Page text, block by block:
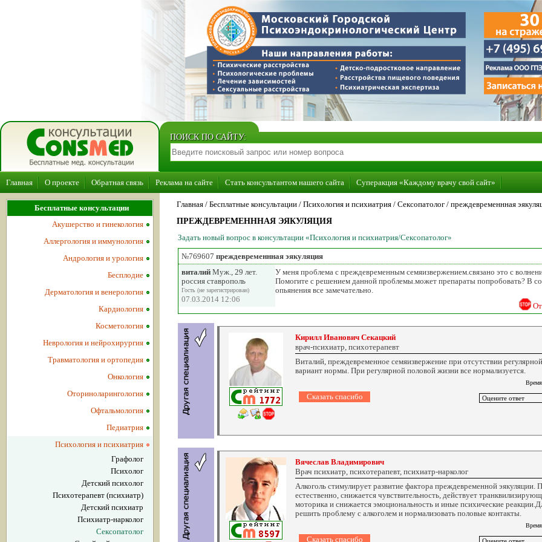
ПОИСК ПО САЙТУ:
Главная О проекте Обратная связь Реклама на сайте Стать консультантом нашего сайта Суперакция «Каждому врачу свой сайт»
Главная / Бесплатные консультации / Психология и психиатрия / Сексопатолог / преждевременнная
ПРЕЖДЕВРЕМЕНННАЯ ЭЯКУЛЯЦИЯ
Задать новый вопрос в консультации «Психология и психиатрия/Сексопатолог»
№769607 преждевременнная эякуляция
виталий Муж., 29 лет.
россия ставрополь
Гость (не зарегистрирован)
07.03.2014 12:06
У меня проблема с преждевременным семяизвержением.связано это с
Помогите с решением данной проблемы.может препараты попробовать? В
опьянения все замечательно.
Кирилл Иванович Секацкий
врач-психиатр, психотерапевт
Виталий, преждевременное семяизвержение при отсутствии
вариант нормы. При регулярной половой жизни все нормализуется.
Вячеслав Владимирович
Врач психиатр, психотерапевт, психиатр-нарколог
Алкоголь стимулирует развитие фактора преждевременной эякуляции.
естественно, снижается чувствительность, действует
моторика и снижается эмоциональность и иные психические
решить проблему с алкоголем и нормализовать половые контакты.
Бесплатные консультации
Акушерство и гинекология
Аллергология и иммунология
Андрология и урология
Бесплодие
Дерматология и венерология
Кардиология
Косметология
Неврология и нейрохирургия
Травматология и ортопедия
Онкология
Оториноларингология
Офтальмология
Педиатрия
Психология и психиатрия
Графолог
Психолог
Детский психолог
Психотерапевт (психиатр)
Детский психиатр
Психиатр-нарколог
Сексопатолог